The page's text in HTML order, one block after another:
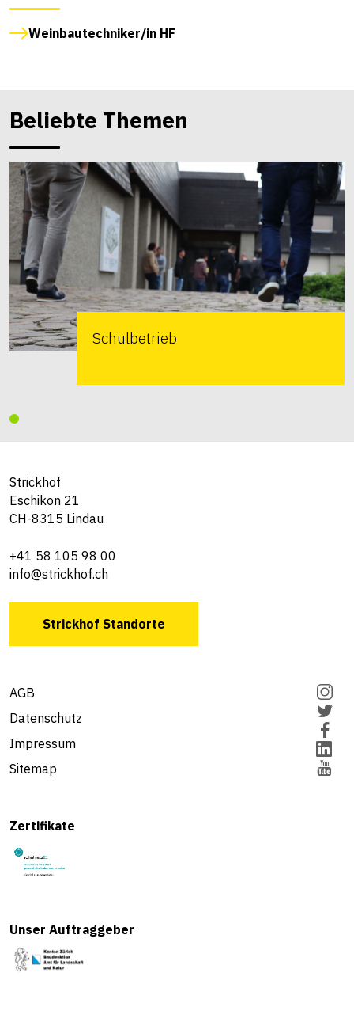
Weinbautechniker/in HF
Beliebte Themen
Schulbetrieb
Strickhof
Eschikon 21
CH-8315 Lindau
+41 58 105 98 00
info@strickhof.ch
Strickhof Standorte
AGB
Datenschutz
Impressum
Sitemap
Zertifikate
Unser Auftraggeber